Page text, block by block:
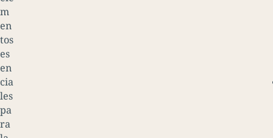
m
en
tos
es
en
cia
les
pa
ra